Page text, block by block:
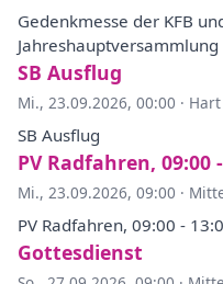
Gedenkmesse der KFB
SB Ausflug
Mi., 23.09.2026, 00:00 ·
SB Ausflug
PV Radfahren, 09:00
Mi., 23.09.2026, 09:00 ·
PV Radfahren, 09:00 -
Gottesdienst